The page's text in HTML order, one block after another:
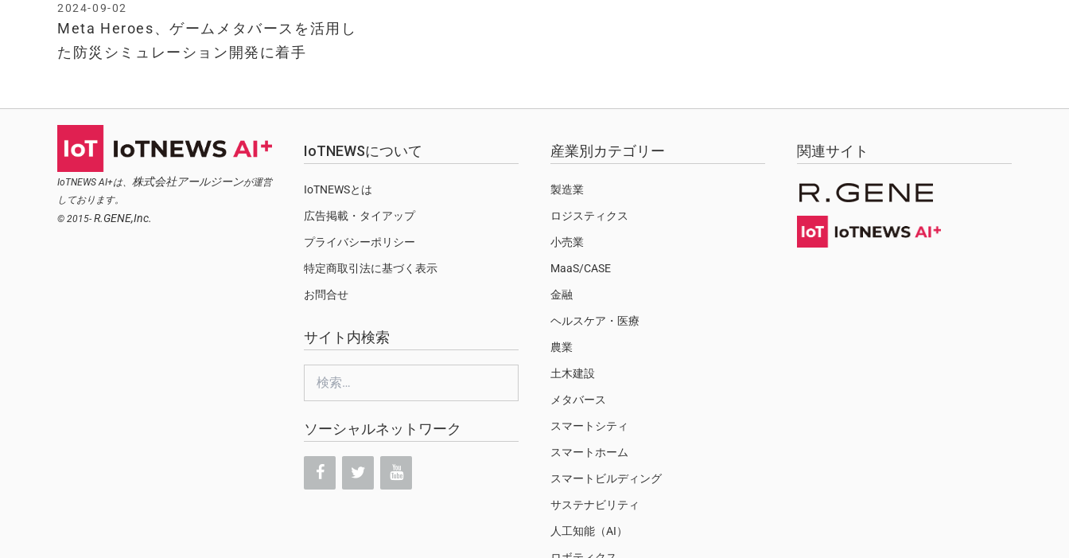
Meta Heroes、ゲームメタバースを活用し
た防災シミュレーション開発に着手
2024-09-02
IoTNEWS AI+は、 株式会社アールジーンが運営
しております。
© 2015- R.GENE,Inc.
IoTNEWSについて
IoTNEWSとは
広告掲載・タイアップ
プライバシーポリシー
特定商取引法に基づく表示
お問合せ
サイト内検索
ソーシャルネットワーク
産業別カテゴリー
製造業
ロジスティクス
小売業
MaaS/CASE
金融
ヘルスケア・医療
農業
土木建設
メタバース
スマートシティ
スマートホーム
スマートビルディング
サステナビリティ
人工知能（AI）
関連サイト